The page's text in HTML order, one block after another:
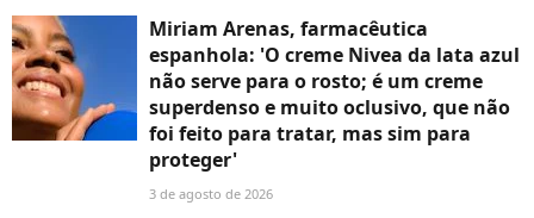
Miriam Arenas, farmacêutica
espanhola: 'O creme Nivea da lata azul
não serve para o rosto; é um creme
superdenso e muito oclusivo, que não
foi feito para tratar, mas sim para
proteger'
3 de agosto de 2026